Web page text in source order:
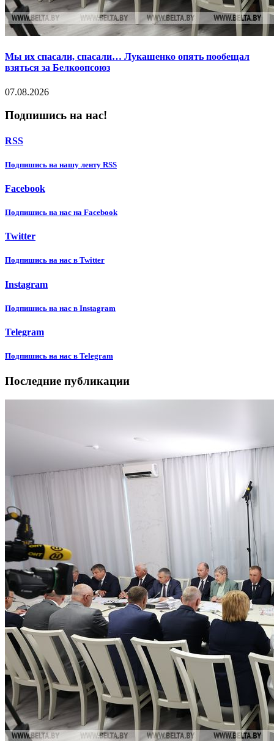
Мы их спасали, спасали… Лукашенко опять пообещал
взяться за Белкоопсоюз
07.08.2026
Подпишись на нас!
RSS
Подпишиcь на нашу ленту RSS
Facebook
Подпишиcь на нас на Facebook
Twitter
Подпишиcь на нас в Twitter
Instagram
Подпишиcь на нас в Instagram
Telegram
Подпишиcь на нас в Telegram
Последние публикации